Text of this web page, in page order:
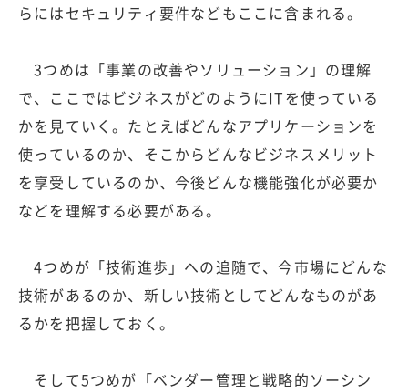
らにはセキュリティ要件などもここに含まれる。
3つめは「事業の改善やソリューション」の理解
で、ここではビジネスがどのようにITを使っている
かを見ていく。たとえばどんなアプリケーションを
使っているのか、そこからどんなビジネスメリット
を享受しているのか、今後どんな機能強化が必要か
などを理解する必要がある。
4つめが「技術進歩」への追随で、今市場にどんな
技術があるのか、新しい技術としてどんなものがあ
るかを把握しておく。
そして5つめが「ベンダー管理と戦略的ソーシン